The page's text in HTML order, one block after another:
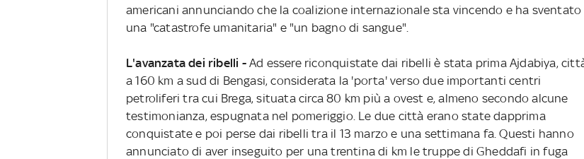
americani annunciando che la coalizione internazionale sta vincendo e ha sventato
una "catastrofe umanitaria" e "un bagno di sangue".
L'avanzata dei ribelli -Ad essere riconquistate dai ribelli è stata prima Ajdabiya,
a 160 km a sud di Bengasi, considerata la 'porta' verso due importanti centri
petroliferi tra cui Brega, situata circa 80 km più a ovest e, almeno secondo alcune
testimonianza, espugnata nel pomeriggio. Le due città erano state dapprima
conquistate e poi perse dai ribelli tra il 13 marzo e una settimana fa. Questi hanno
annunciato di aver inseguito per una trentina di km le truppe di Gheddafi in fuga